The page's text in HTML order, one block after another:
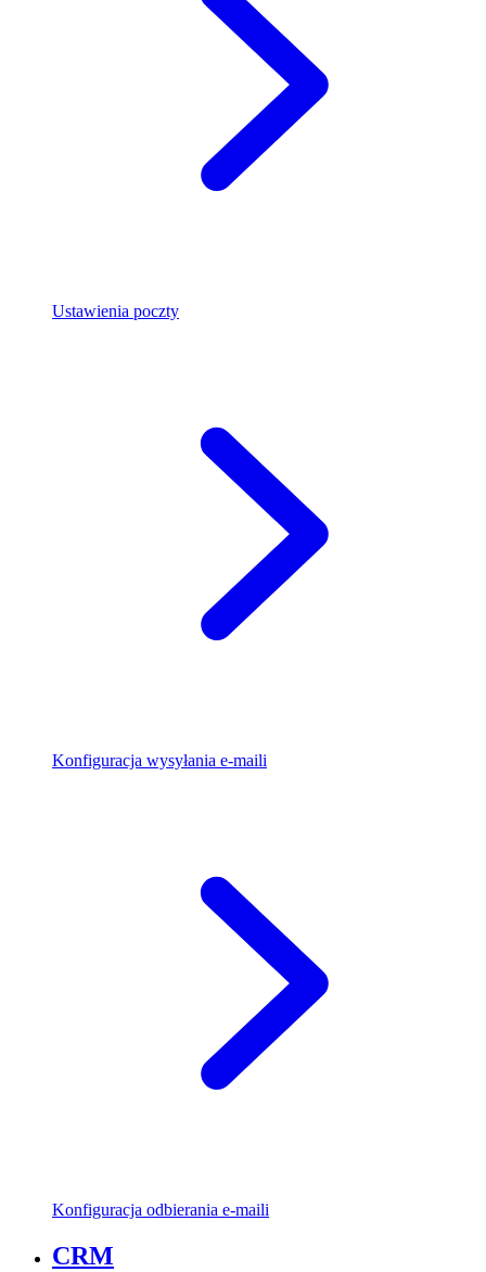
Ustawienia poczty
Konfiguracja wysyłania e-maili
Konfiguracja odbierania e-maili
CRM